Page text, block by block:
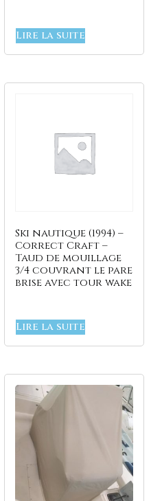
Lire la suite
Ski nautique (1994) –
Correct Craft –
Taud de mouillage
3/4 couvrant le pare
brise avec tour wake
Lire la suite